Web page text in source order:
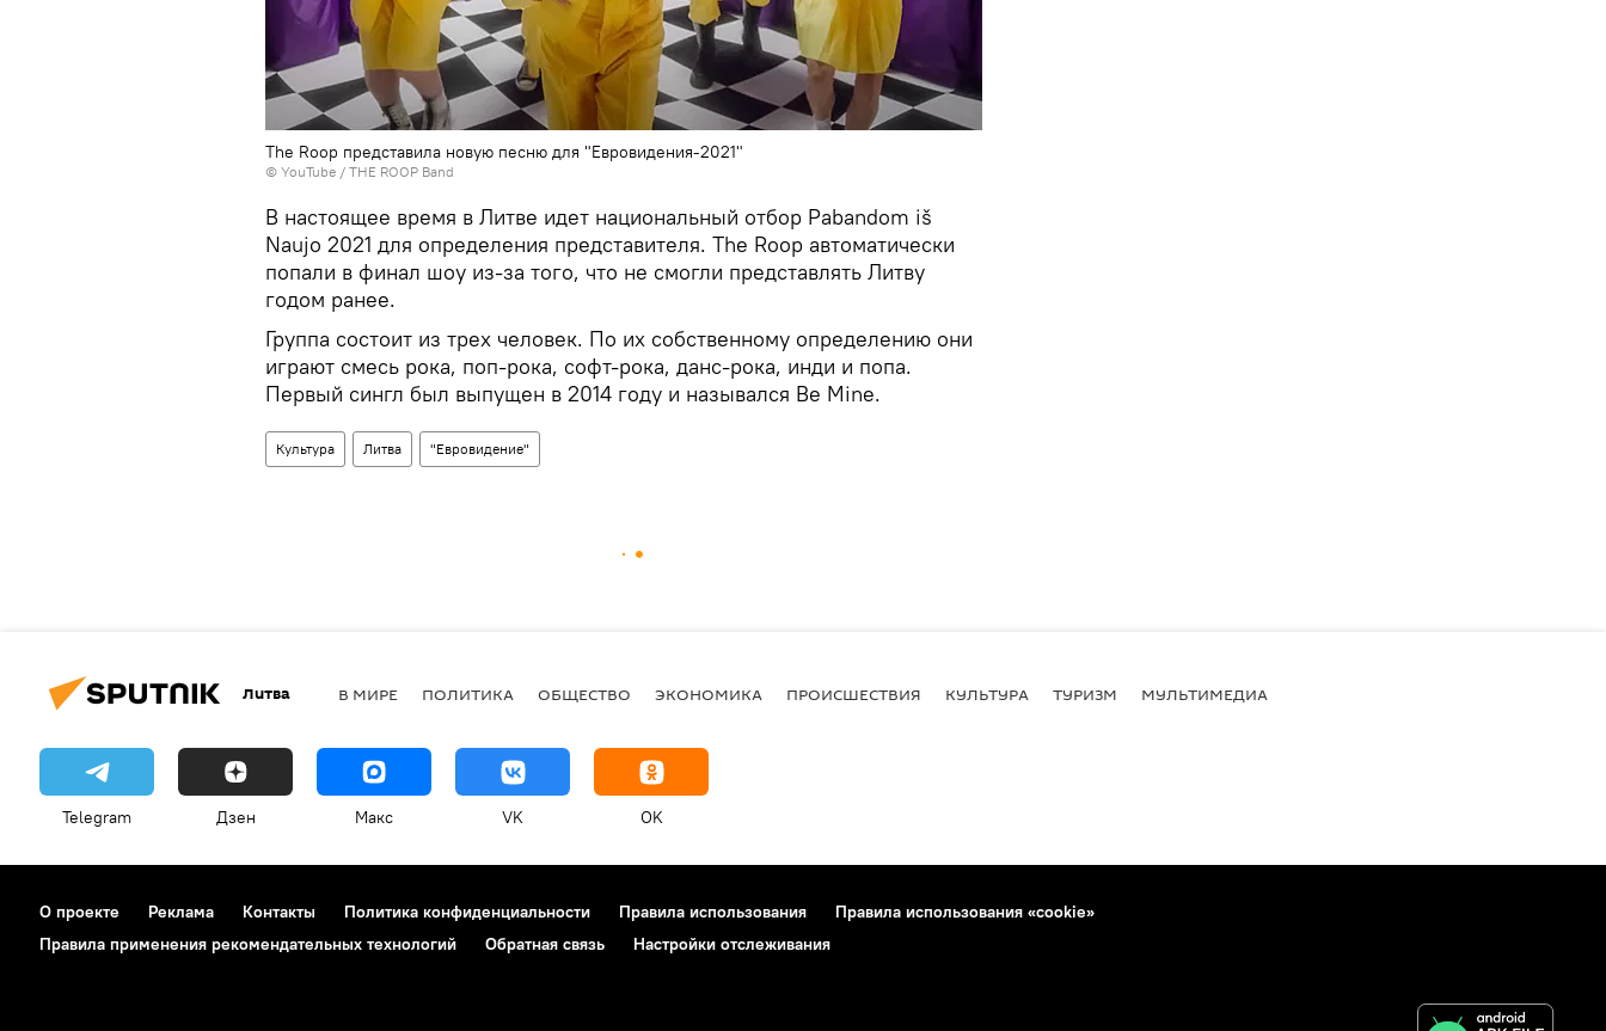
The Roop представила новую песню для "Евровидения-2021"
© YouTube / THE ROOP Band
В настоящее время в Литве идет национальный отбор Pabandom iš
Naujo 2021 для определения представителя. The Roop автоматически
попали в финал шоу из-за того, что не смогли представлять Литву
годом ранее.
Группа состоит из трех человек. По их собственному определению они
играют смесь рока, поп-рока, софт-рока, данс-рока, инди и попа.
Первый сингл был выпущен в 2014 году и назывался Be Mine.
Культура Литва "Евровидение"
Литва В МИРЕ ПОЛИТИКА ОБЩЕСТВО ЭКОНОМИКА ПРОИСШЕСТВИЯ КУЛЬТУРА ТУРИЗМ МУЛЬТИМЕДИА
Telegram Дзен Макс VK OK
О проекте Реклама Контакты Политика конфиденциальности Правила использования
Правила использования «cookie»
Правила применения рекомендательных технологий
Обратная связь Настройки отслеживания